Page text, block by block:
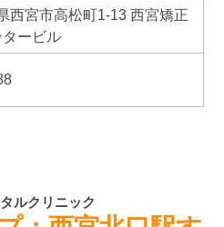
西宮市高松町1-13 西宮矯正
ービル
ルクリニック